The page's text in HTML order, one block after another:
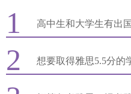
1 高中生和大学生有出
2 想要取得雅思5.5分的